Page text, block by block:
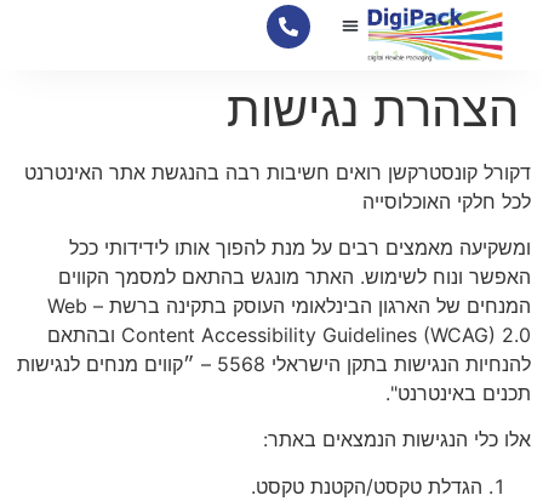
לתוכן
הצהרת נגישות
דקורל קונסטרקשן רואים חשיבות רבה בהנגשת אתר האינטרנט
לכל חלקי האוכלוסייה
ומשקיעה מאמצים רבים על מנת להפוך אותו לידידותי ככל
האפשר ונוח לשימוש. האתר מונגש בהתאם למסמך הקווים
המנחים של הארגון הבינלאומי העוסק בתקינה ברשת – Web
Content Accessibility Guidelines (WCAG) 2.0 ובהתאם
להנחיות הנגישות בתקן הישראלי 5568 – ״קווים מנחים לנגישות
תכנים באינטרנט".
אלו כלי הנגישות הנמצאים באתר:
הגדלת טקסט/הקטנת טקסט.